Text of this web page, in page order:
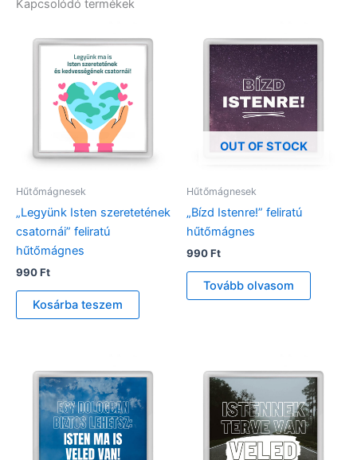
Kapcsolódó termékek
Hűtőmágnesek
„Legyünk Isten szeretetének
csatornái” feliratú
hűtőmágnes
990Ft
Kosárba teszem
OUT OF STOCK
Hűtőmágnesek
„Bízd Istenre!” feliratú
hűtőmágnes
990Ft
Tovább olvasom